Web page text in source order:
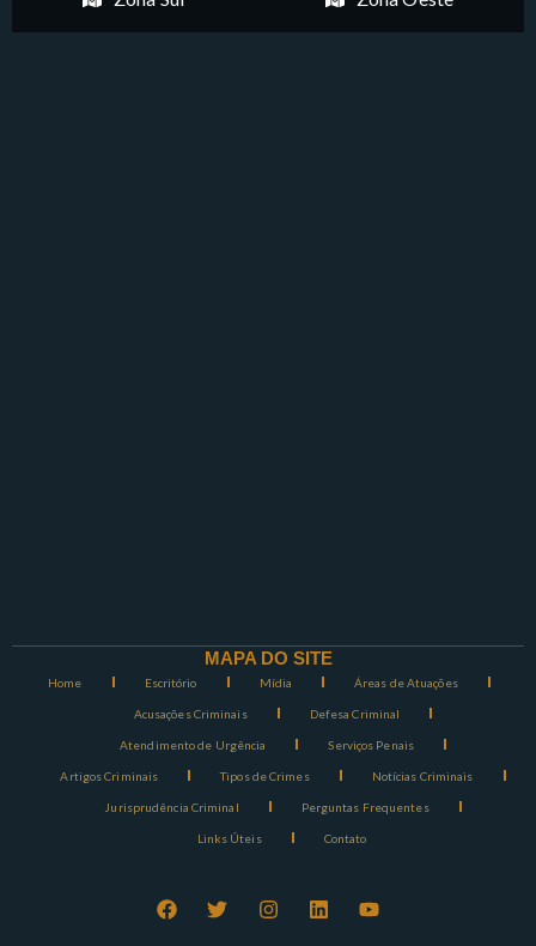
MAPA DO SITE
Home Escritório Mídia Áreas de Atuações
Acusações Criminais Defesa Criminal
Atendimento de Urgência Serviços Penais
Artigos Criminais Tipos de Crimes Notícias Criminais
Jurisprudência Criminal Perguntas Frequentes
Links Úteis Contato